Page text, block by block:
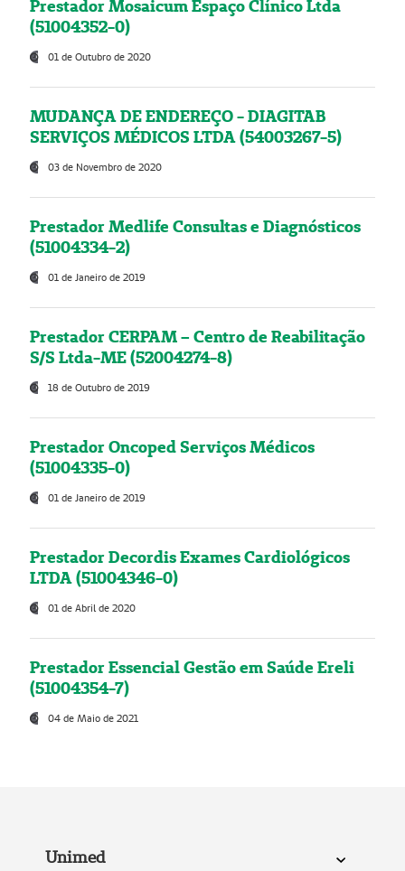
Prestador Mosaicum Espaço Clínico Ltda
(51004352-0)
01 de Outubro de 2020
MUDANÇA DE ENDEREÇO - DIAGITAB
SERVIÇOS MÉDICOS LTDA (54003267-5)
03 de Novembro de 2020
Prestador Medlife Consultas e Diagnósticos
(51004334-2)
01 de Janeiro de 2019
Prestador CERPAM – Centro de Reabilitação
S/S Ltda-ME (52004274-8)
18 de Outubro de 2019
Prestador Oncoped Serviços Médicos
(51004335-0)
01 de Janeiro de 2019
Prestador Decordis Exames Cardiológicos
LTDA (51004346-0)
01 de Abril de 2020
Prestador Essencial Gestão em Saúde Ereli
(51004354-7)
04 de Maio de 2021
Unimed